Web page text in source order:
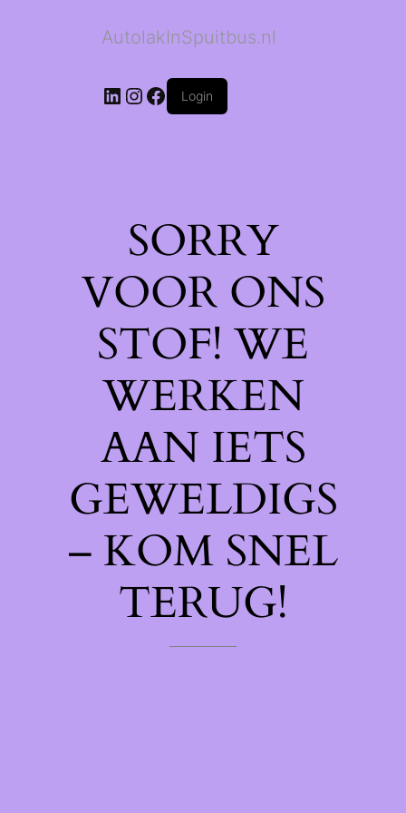
AutolakInSpuitbus.nl
LinkedIn
Instagram
Facebook
Login
SORRY
VOOR ONS
STOF! WE
WERKEN
AAN IETS
GEWELDIGS
– KOM SNEL
TERUG!